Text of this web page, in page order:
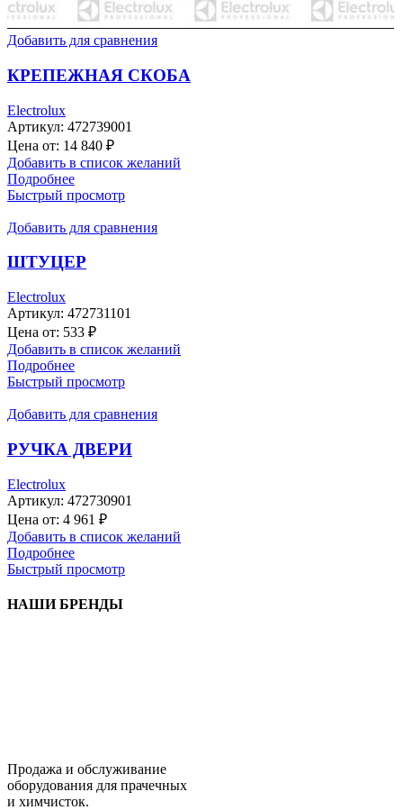
Добавить для сравнения
КРЕПЕЖНАЯ СКОБА
Electrolux
Артикул: 472739001
Цена от: 14 840 ₽
Добавить в список желаний
Подробнее
Быстрый просмотр
Добавить для сравнения
ШТУЦЕР
Electrolux
Артикул: 472731101
Цена от: 533 ₽
Добавить в список желаний
Подробнее
Быстрый просмотр
Добавить для сравнения
РУЧКА ДВЕРИ
Electrolux
Артикул: 472730901
Цена от: 4 961 ₽
Добавить в список желаний
Подробнее
Быстрый просмотр
НАШИ БРЕНДЫ
Продажа и обслуживание
оборудования для прачечных
и химчисток.